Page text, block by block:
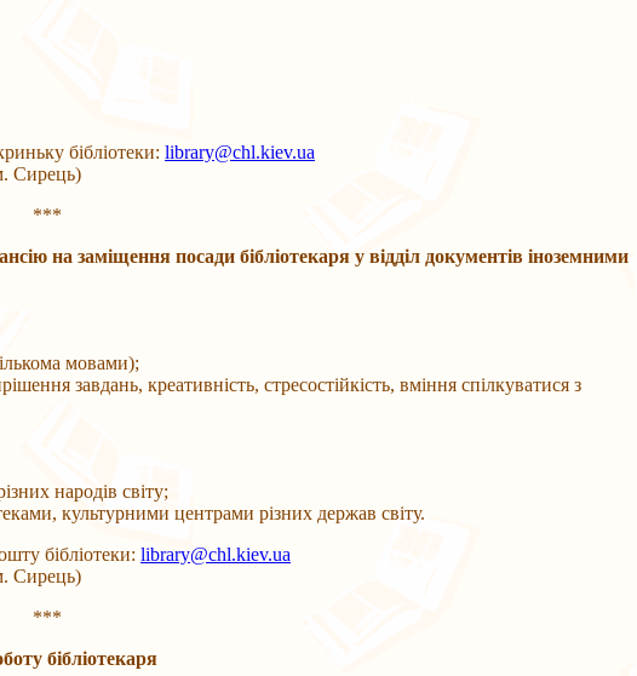
бібліотеки: library@chl.kiev.ua
Сирець)
***
на заміщення посади бібліотекаря у відділ документів іноземними
мовами);
завдань, креативність, стресостійкість, вміння спілкуватися з
народів світу;
культурними центрами різних держав світу.
бібліотеки: library@chl.kiev.ua
Сирець)
***
бібліотекаря